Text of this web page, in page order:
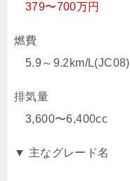
379〜700万円
燃費
5.9～9.2km/L(JC08)
排気量
3,600〜6,400cc
▼ 主なグレード名